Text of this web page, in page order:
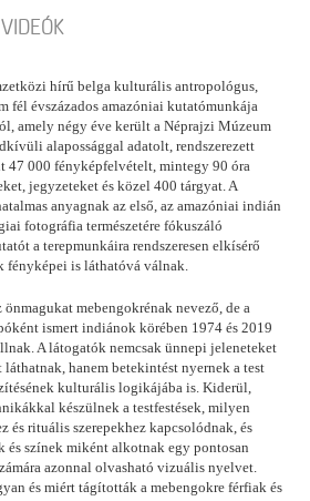
hírű belga kulturális antropológus,
fél évszázados amazóniai kutatómunkája
amely négy éve került a Néprajzi Múzeum
alapossággal adatolt, rendszerezett
47 000 fényképfelvételt, mintegy 90 óra
jegyzeteket és közel 400 tárgyat. A
anyagnak az első, az amazóniai indián
fotográfia természetére fókuszáló
a terepmunkáira rendszeresen elkísérő
fényképei is láthatóvá válnak.
mebengokrénak nevező, de a
ismert indiánok körében 1974 és 2019
A látogatók nemcsak ünnepi jeleneteket
hanem betekintést nyernek a test
kulturális logikájába is. Kiderül,
készülnek a testfestések, milyen
és rituális szerepekhez kapcsolódnak, és
és színek miként alkotnak egy pontosan
azonnal olvasható vizuális nyelvet.
és miért tágították a mebengokre férfiak és